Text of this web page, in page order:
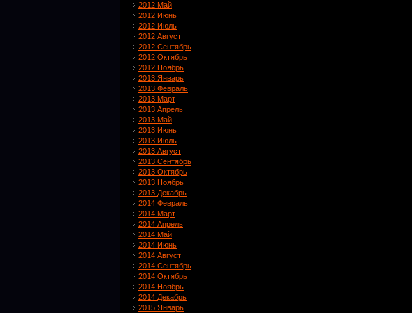
2012 Май
2012 Июнь
2012 Июль
2012 Август
2012 Сентябрь
2012 Октябрь
2012 Ноябрь
2013 Январь
2013 Февраль
2013 Март
2013 Апрель
2013 Май
2013 Июнь
2013 Июль
2013 Август
2013 Сентябрь
2013 Октябрь
2013 Ноябрь
2013 Декабрь
2014 Февраль
2014 Март
2014 Апрель
2014 Май
2014 Июнь
2014 Август
2014 Сентябрь
2014 Октябрь
2014 Ноябрь
2014 Декабрь
2015 Январь